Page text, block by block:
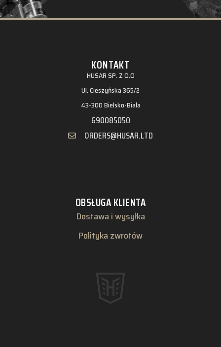
KONTAKT
HUSAR SP. Z O.O
Ul. Cieszyńska 365/2
43-300 Bielsko-Biała
690085050
ORDERS@HUSAR.LTD
OBSŁUGA KLIENTA
Dostawa i wysyłka
Polityka zwrotów